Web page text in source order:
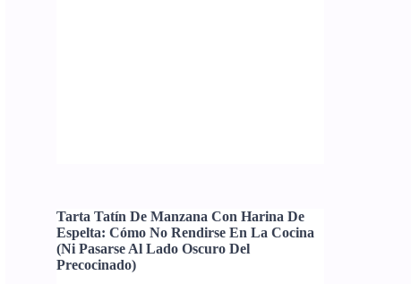
Tarta Tatín De Manzana Con Harina De
Espelta: Cómo No Rendirse En La Cocina
(ni Pasarse Al Lado Oscuro Del
Precocinado)